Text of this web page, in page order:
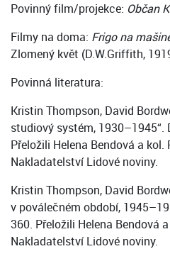
Povinný film/projekce: Občan
Filmy na doma: Frigo na
Zlomený květ (D.W.Griffith,
Povinná literatura:
Kristin Thompson, David
studiový systém,
Přeložili Helena Bendová a kol.
Nakladatelství Lidové noviny.
Kristin Thompson, David
v poválečném období,
360. Přeložili Helena Bendová
Nakladatelství Lidové noviny.